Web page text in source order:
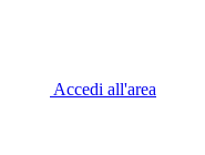
Accedi all'area